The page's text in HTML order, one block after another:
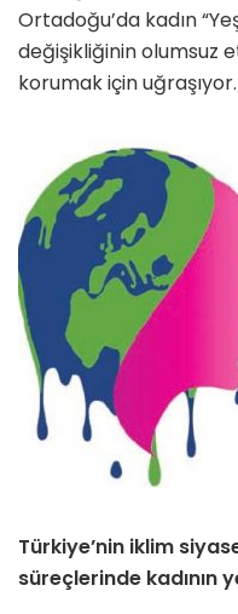
Ortadoğu’da kadın
değişikliğinin olumsuz
korumak için uğraşıyor.
Türkiye’nin iklim
süreçlerinde kadının